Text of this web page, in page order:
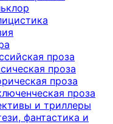
проза
проза
проза
проза
и триллеры
фантастика и